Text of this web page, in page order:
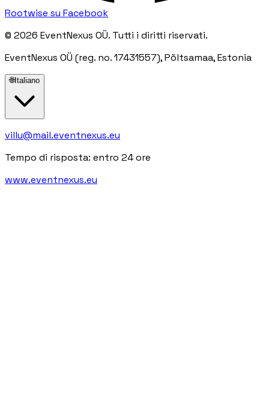
Rootwise su Facebook
© 2026 EventNexus OÜ. Tutti i diritti riservati.
EventNexus OÜ (reg. no. 17431557), Põltsamaa, Estonia
🌐Italiano
villu@mail.eventnexus.eu
Tempo di risposta: entro 24 ore
www.eventnexus.eu